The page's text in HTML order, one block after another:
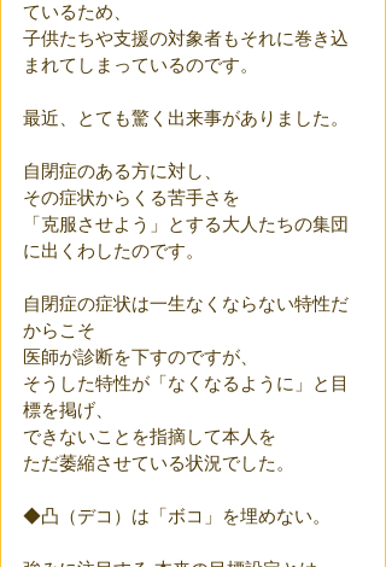
ているため、
子供たちや支援の対象者もそれに巻き込
まれてしまっているのです。
最近、とても驚く出来事がありました。
自閉症のある方に対し、
その症状からくる苦手さを
「克服させよう」とする大人たちの集団
に出くわしたのです。
自閉症の症状は一生なくならない特性だ
からこそ
医師が診断を下すのですが、
そうした特性が「なくなるように」と目
標を掲げ、
できないことを指摘して本人を
ただ萎縮させている状況でした。
◆凸（デコ）は「ボコ」を埋めない。